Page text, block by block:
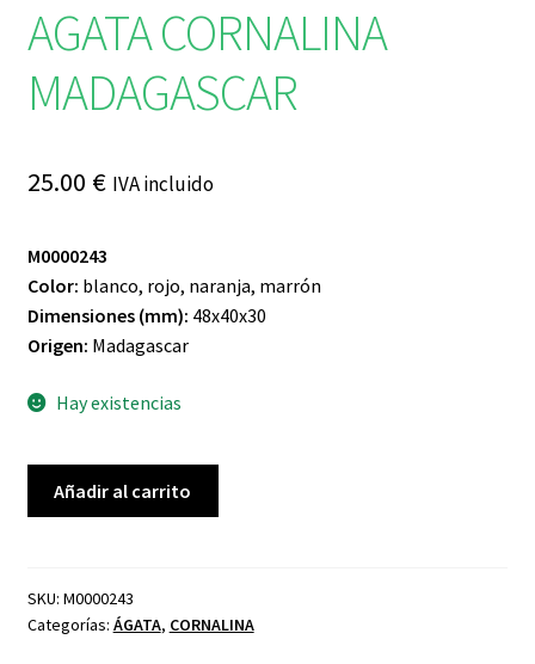
AGATA CORNALINA
MADAGASCAR
25.00 € IVA incluido
M0000243
Color: blanco, rojo, naranja, marrón
Dimensiones (mm): 48x40x30
Origen: Madagascar
Hay existencias
Añadir al carrito
SKU: M0000243
Categorías: ÁGATA, CORNALINA